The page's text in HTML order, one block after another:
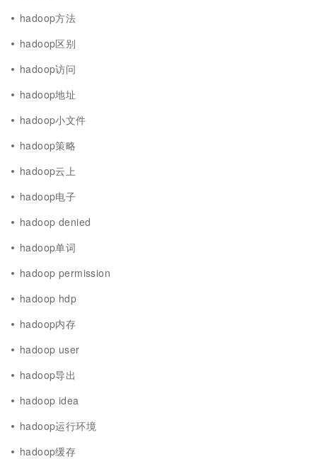
hadoop方法
hadoop区别
hadoop访问
hadoop地址
hadoop小文件
hadoop策略
hadoop云上
hadoop电子
hadoop denied
hadoop单词
hadoop permission
hadoop hdp
hadoop内存
hadoop user
hadoop导出
hadoop idea
hadoop运行环境
hadoop缓存